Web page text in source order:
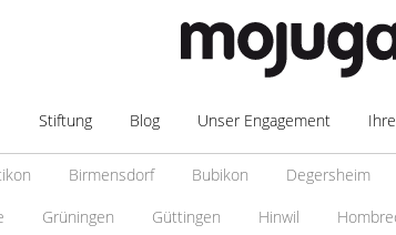
Stiftung Blog Unser Engagement
Birmensdorf Bubikon Degersheim
Grüningen Güttingen Hinwil